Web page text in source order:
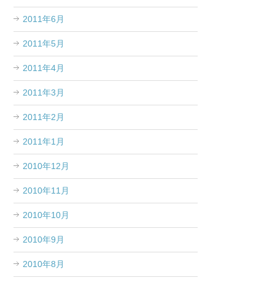
2011年6月
2011年5月
2011年4月
2011年3月
2011年2月
2011年1月
2010年12月
2010年11月
2010年10月
2010年9月
2010年8月